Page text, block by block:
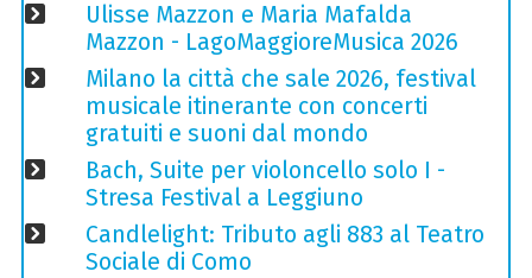
Ulisse Mazzon e Maria Mafalda
Mazzon - LagoMaggioreMusica 2026
Milano la città che sale 2026, festival
musicale itinerante con concerti
gratuiti e suoni dal mondo
Bach, Suite per violoncello solo I -
Stresa Festival a Leggiuno
Candlelight: Tributo agli 883 al Teatro
Sociale di Como